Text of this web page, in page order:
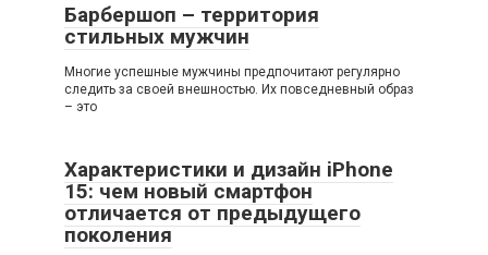
Барбершоп – территория
стильных мужчин
Многие успешные мужчины предпочитают регулярно
следить за своей внешностью. Их повседневный образ
– это
Характеристики и дизайн iPhone
15: чем новый смартфон
отличается от предыдущего
поколения